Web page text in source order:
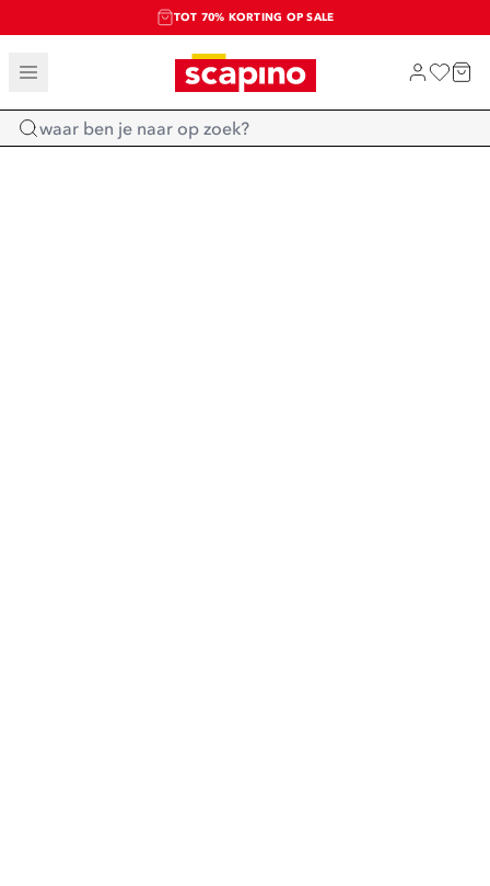
TOT 70% KORTING OP SALE
SALE: LAATSTE KANS!
SHOP NIEUW
Home